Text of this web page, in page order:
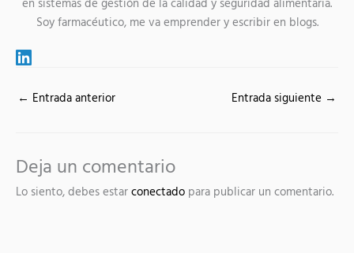
en sistemas de gestión de la calidad y seguridad alimentaria.
Soy farmacéutico, me va emprender y escribir en blogs.
← Entrada anterior Entrada siguiente →
Deja un comentario
Lo siento, debes estar conectado para publicar un comentario.